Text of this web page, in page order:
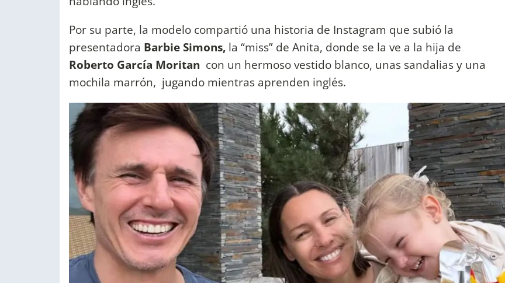
Por su parte, la modelo compartió una historia de Instagram que subió la
presentadora Barbie Simons, la “miss” de Anita, donde se la ve a la hija de
Roberto García Moritan con un hermoso vestido blanco, unas sandalias y una
mochila marrón, jugando mientras aprenden inglés.